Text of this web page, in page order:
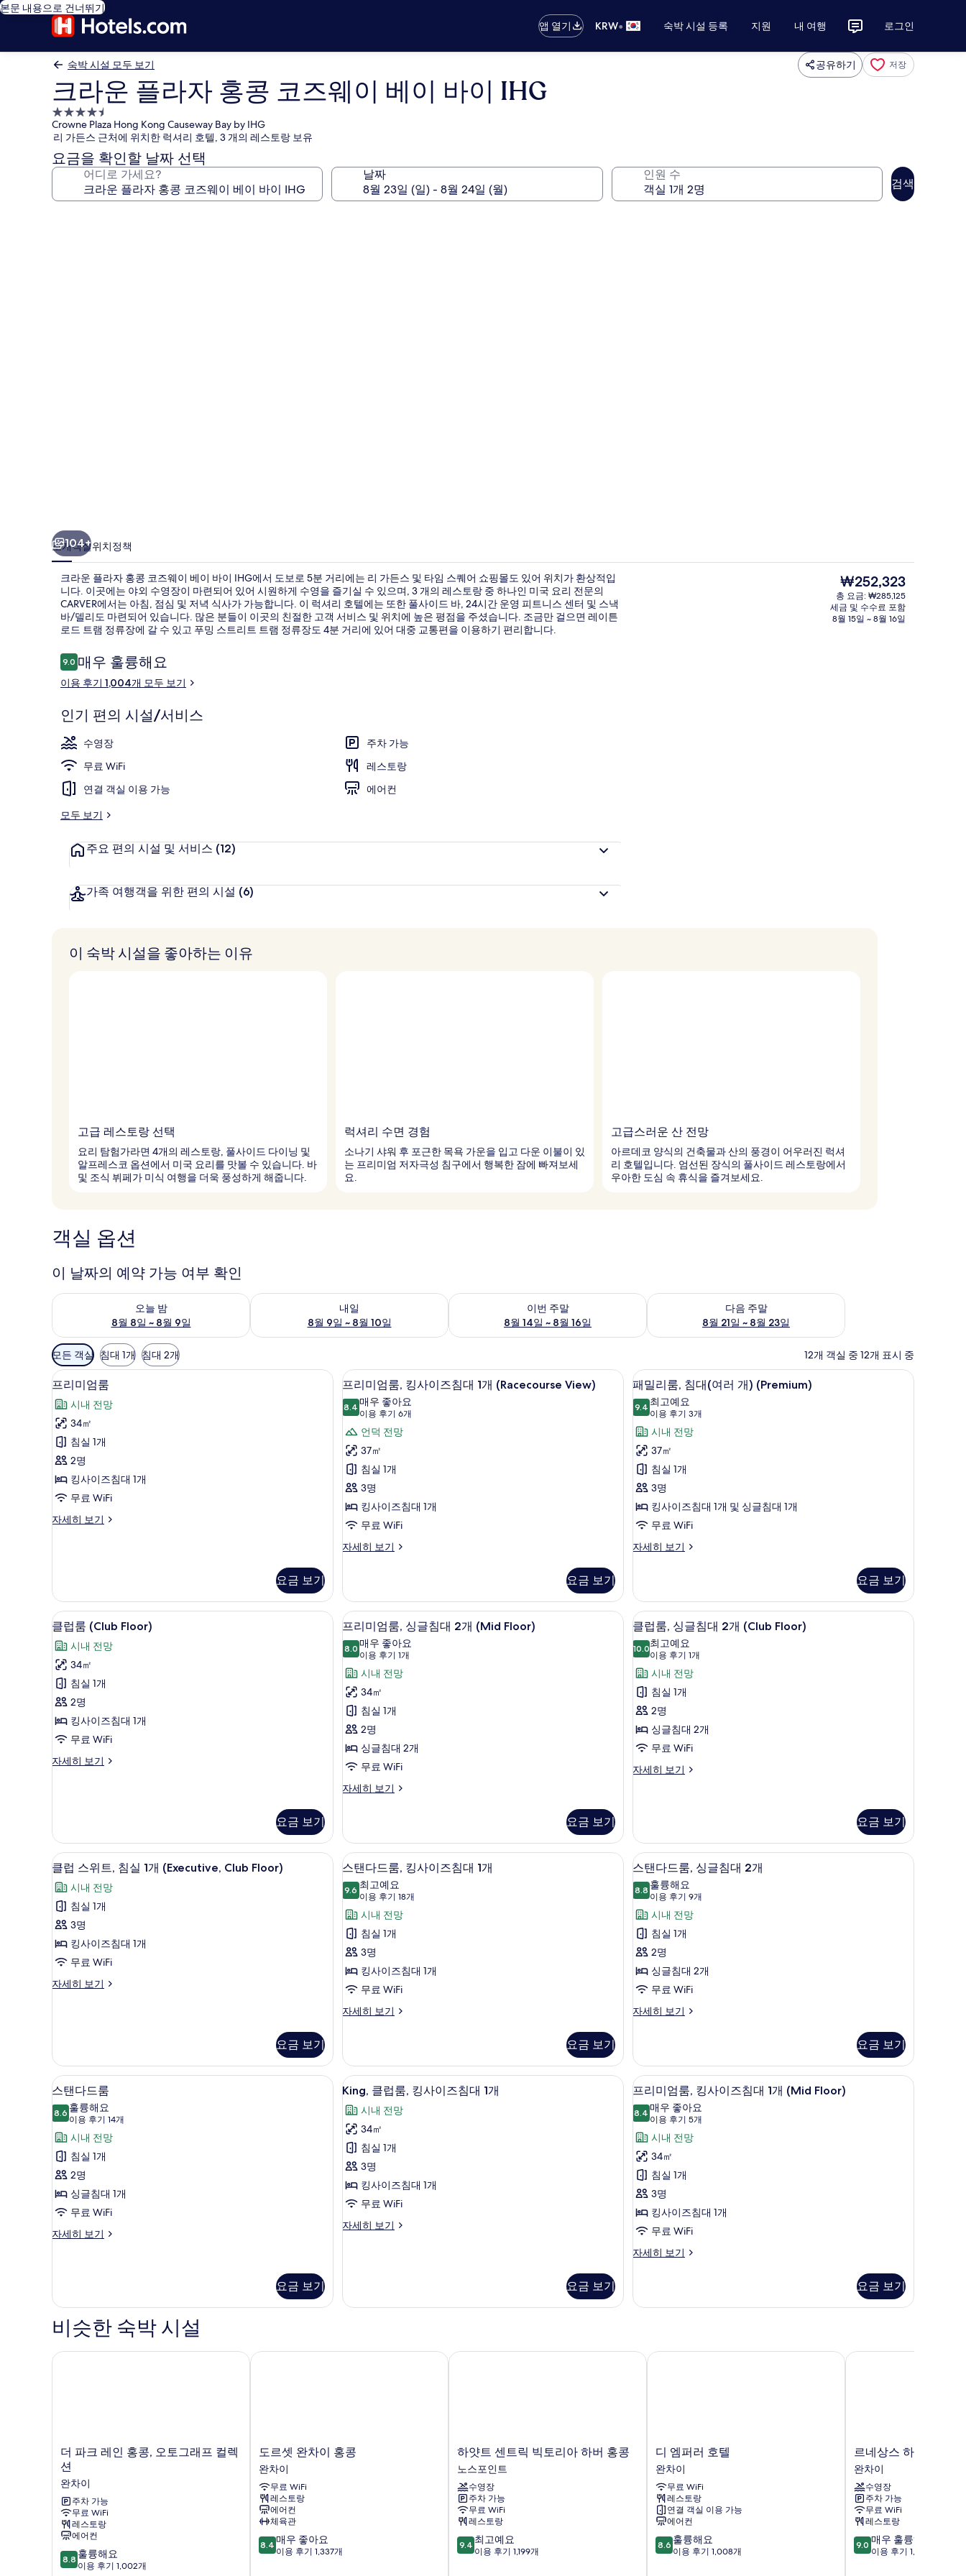
본문 내용으로 건너뛰기
앱 열기
KRW• 숙박 시설 등록 지원 내 여행 로그인
숙박 시설 모두 보기 공유하기 저장
크라운 플라자 홍콩 코즈웨이 베이 바이 IHG
4.5
성
급
숙
박
Crowne Plaza Hong Kong Causeway Bay by IHG
리 가든스 근처에 위치한 럭셔리 호텔, 3 개의 레스토랑 보유
요금을 확인할 날짜 선택
어디로 가세요? 날짜 인원 수
검색
바
이
IHG
의
사
진
갤
리
외관 클럽 스위트, 침실 1개 (Executive,
104+
소개객실위치정책
크라운 플라자 홍콩 코즈웨이 베이 바이 IHG에서 도보로 5분 거리에는 리 가든스 및 타임 스퀘어 쇼핑몰도 있어 위치가 환상적입
니다. 이곳에는 야외 수영장이 마련되어 있어 시원하게 수영을 즐기실 수 있으며, 3 개의 레스토랑 중 하나인 미국 요리 전문의
CARVER에서는 아침, 점심 및 저녁 식사가 가능합니다. 이 럭셔리 호텔에는 또한 풀사이드 바, 24시간 운영 피트니스 센터 및 스낵
바/델리도 마련되어 있습니다. 많은 분들이 이곳의 친절한 고객 서비스 및 위치에 높은 평점을 주셨습니다. 조금만 걸으면 레이튼
로드 트램 정류장에 갈 수 있고 푸밍 스트리트 트램 정류장도 4분 거리에 있어 대중 교통편을 이용하기 편리합니다.
이
용
후
9.010점 만점 중 9.0점.
매우 훌륭해요
이용 후기 1,004개 모두 보기
인기 편의 시설/서비스
수영장
주차 가능
무료 WiFi
레스토랑
연결 객실 이용 가능
에어컨
모두 보기
주요 편의 시설 및 서비스 (12)
가족 여행객을 위한 편의 시설 (6)
현
재
가
격
₩252,323
총 요금: ₩285,125
세금 및 수수료 포함
8월 15일 ~ 8월 16일
이 숙박 시설을 좋아하는 이유
고급 레스토랑 선택
요리 탐험가라면 4개의 레스토랑, 풀사이드 다이닝 및
알프레스코 옵션에서 미국 요리를 맛볼 수 있습니다. 바
및 조식 뷔페가 미식 여행을 더욱 풍성하게 해줍니다.
럭셔리 수면 경험
소나기 샤워 후 포근한 목욕 가운을 입고 다운 이불이 있
는 프리미엄 저자극성 침구에서 행복한 잠에 빠져보세
요.
고급스러운 산 전망
아르데코 양식의 건축물과 산의 풍경이 어우러진 럭셔
리 호텔입니다. 엄선된 장식의 풀사이드 레스토랑에서
우아한 도심 속 휴식을 즐겨보세요.
객실 옵션
이 날짜의 예약 가능 여부 확인
오늘 밤
8월 8일 ~ 8월 9일
오늘 밤 예약 가능 여부 확인, 8월 8일 ~ 8월 9일
내일
8월 9일 ~ 8월 10일
내일 예약 가능 여부 확인, 8월 9일 ~ 8월 10일
이번 주말
8월 14일 ~ 8월 16일
이번 주말 예약 가능 여부 확인, 8월 14일 ~ 8월 16일
다음 주말
8월 21일 ~ 8월 23일
다음 주말 예약 가능 여부 확인, 8월 21일 ~ 8월 23일
객
실
에
사
용
가
능
한
필
터
모든 객실 침대 1개 침대 2개 12개 객실 중 12개 표시 중
프
리
미
엄
룸
사
진
두
고급 침구, 오리/거위털 이불, 무료 미니바 품목, 객실 내 금고
5
프리미엄룸
시내 전망
34㎡
침실 1개
2명
킹사이즈침대 1개
무료 WiFi
자세히 보기
프
세
히
보
기
요금 보기
프
리
미
엄
룸,
킹
사
이
즈
침
개
(Racecourse
View)
사
진
모
두
보
기
고급 침구, 오리/거위털 이불, 무료 미니바 품목, 객실 내 금고
5
프리미엄룸, 킹사이즈침대 1개 (Racecourse View)
8.48.4점 만점 중 10점
매우 좋아요
이용 후기 6개
(이
용
후
기
6
개)
언덕 전망
37㎡
침실 1개
3명
킹사이즈침대 1개
무료 WiFi
자세히 보기
프
룸,
킹
사
즈
대
개
(Racecourse
View)
세
히
기
요금 보기
패
밀
리
룸,
침
대
(여
러
개)
(Premium)
모
두
보
기
패밀리룸, 침대(여러 개) (Premium) | 고급 침
5
패밀리룸, 침대(여러 개) (Premium)
9.49.4점 만점 중 10점
최고예요
이용 후기 3개
(이
용
후
기
3
개)
시내 전망
37㎡
침실 1개
3명
킹사이즈침대 1개 및 싱글침대 1개
무료 WiFi
자세히 보기
패
침
대
(여
개)
(Premium)
자
세
히
보
기
요금 보기
클
럽
룸
(Club
Floor)
사
진
모
두
고급 침구, 오리/거위털 이불, 무료 미니바 품목, 객실 내 금고
4
클럽룸 (Club Floor)
시내 전망
34㎡
침실 1개
2명
킹사이즈침대 1개
무료 WiFi
자세히 보기
클
세
히
보
기
요금 보기
프
리
미
엄
룸,
싱
글
침
대
2
Floor)
사
진
모
두
보
기
고급 침구, 오리/거위털 이불, 무료 미니바 품목, 객실 내 금고
4
프리미엄룸, 싱글침대 2개 (Mid Floor)
8.08.0점 만점 중 10점
매우 좋아요
이용 후기 1개
(이
용
후
기
개)
시내 전망
34㎡
침실 1개
2명
싱글침대 2개
무료 WiFi
자세히 보기
프
룸,
싱
글
대
개
(Mid
Floor)
자
세
보
기
요금 보기
클
럽
룸,
싱
글
침
대
2
개
진
모
두
보
기
고급 침구, 오리/거위털 이불, 무료 미니바 품목
6
클럽룸, 싱글침대 2개 (Club Floor)
10.010.0점 만점 중 10점
최고예요
이용 후기 1개
(이
용
후
기
1
개)
시내 전망
침실 1개
2명
싱글침대 2개
무료 WiFi
자세히 보기
클
침
대
2
개
(Club
Floor)
자
세
히
보
요금 보기
클
럽
스
위
트,
침
1
Floor)
사
진
모
두
보
기
클럽 스위트, 침실 1개 (Executive, Club Floor) | 고급 침구, 오리/거위털 이불, 무료 미니바 품목, 객실 내 금고
8
클럽 스위트, 침실 1개 (Executive, Club Floor)
시내 전망
침실 1개
3명
킹사이즈침대 1개
무료 WiFi
자세히 보기
클
실
개
(Executive,
Club
Floor)
자
세
히
보
기
요금 보기
스
탠
다
드
룸,
킹
사
이
즈
1
개
사
진
모
두
보
기
6
스탠다드룸, 킹사이즈침대 1개
9.69.6점 만점 중 10점
최고예요
이용 후기 18개
(이
용
후
기
18
개)
시내 전망
침실 1개
3명
킹사이즈침대 1개
무료 WiFi
자세히 보기
스
룸,
킹
사
즈
침
대
개
자
세
히
기
요금 보기
스
탠
다
드
룸,
싱
글
침
대
사
진
모
두
보
기
고급 침구, 오리/거위털 이불, 무료 미니바 품목
5
스탠다드룸, 싱글침대 2개
8.88.8점 만점 중 10점
훌륭해요
이용 후기 9개
(이
용
후
기
9
개)
시내 전망
침실 1개
2명
싱글침대 2개
무료 WiFi
자세히 보기
스
룸,
싱
글
대
개
자
세
히
보
요금 보기
스
탠
다
드
룸
사
진
모
두
6
스탠다드룸
8.68.6점 만점 중 10점
훌륭해요
이용 후기 14개
(이
용
후
기
14
개)
시내 전망
침실 1개
2명
싱글침대 1개
무료 WiFi
자세히 보기
스
자
세
히
보
기
요금 보기
King,
클
럽
룸,
킹
사
이
즈
침
사
고급 침구, 오리/거위털 이불, 무료 미니바 품목, 객실 내 금고
4
King, 클럽룸, 킹사이즈침대 1개
시내 전망
34㎡
침실 1개
3명
킹사이즈침대 1개
무료 WiFi
자세히 보기
King,
이
1
요금 보기
프
리
미
엄
룸,
킹
사
이
즈
침
개
사
프리미엄룸, 킹사이즈침대 1개 (Mid Floor) |
6
프리미엄룸, 킹사이즈침대 1개 (Mid Floor)
8.48.4점 만점 중 10점
매우 좋아요
이용 후기 5개
(이
용
후
기
5
개)
시내 전망
34㎡
침실 1개
3명
킹사이즈침대 1개
무료 WiFi
자세히 보기
프
룸,
즈
요금 보기
비슷한 숙박 시설
더
파
크
레
인
홍
콩,
오
토
그
더 파크 레인 홍콩, 오토그래프 컬렉
션
완차이
주차 가능
무료 WiFi
레스토랑
에어컨
10
점
8.8 훌륭해요
이용 후기 1,002개
더 파크 레인 홍콩, 오토그래프 컬렉션
도
르
셋
완
차
이
홍
콩
완
도르셋 완차이 홍콩
완차이
무료 WiFi
레스토랑
에어컨
체육관
10
점
8.4 매우 좋아요
이용 후기 1,337개
도르셋 완차이 홍콩
하
얏
트
센
트
릭
빅
토
리
하얏트 센트릭 빅토리아 하버 홍콩
노스포인트
수영장
주차 가능
무료 WiFi
레스토랑
10
점
9.4 최고예요
이용 후기 1,199개
하얏트 센트릭 빅토리아 하버 홍콩
디
엠
퍼
러
호
텔
완
차
이
디 엠퍼러 호텔
완차이
무료 WiFi
레스토랑
연결 객실 이용 가능
에어컨
10
점
8.6 훌륭해요
이용 후기 1,008개
디 엠퍼러 호텔
르
네
상
스
하
버
뷰
호
텔
르네상스 하버 뷰 호
완차이
수영장
주차 가능
무료 WiFi
레스토랑
10
점
9.0 매우 훌륭해요
이용 후기 1,005개
르네상스 하버 뷰 호텔